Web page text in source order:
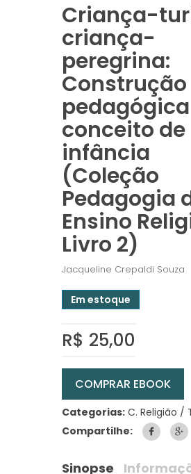
Criança-
criança-
peregrina:
Construção
conceito de
infância
(Coleção
Pedagogia
Ensino
Livro 2)
Jacqueline Crepaldi Souza
Em estoque
R$ 25,00
COMPRAR EBOOK
Categorias: C. Religião /
Compartilhe:
Sinopse